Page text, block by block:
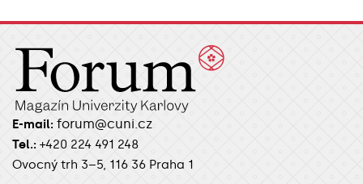
E-mail: forum@cuni.cz
Tel.: +420 224 491 248
Ovocný trh 3–5, 116 36 Praha 1